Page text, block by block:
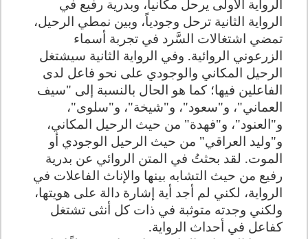
الرواية الأولى يرحل مكانياً، وبدرية رفيع في
الرواية الثانية ترحل وجودياً، وبين نمطي الرحيل،
تمضي اشتغالات السَّرد في تجربة أسماء
الزرعوني الروائية. وفي الرواية الثانية سيشتغل
الرحيل المكاني والوجودي على نحو فاعل لدى
الفاعلين فيها؛ كما هو الحال بالنسبة إلى "سيف
العماني"، و"سعود"، و"شيخة"، و"سلوى"،
و"العنود"، و"فهدة" من حيث الرحيل المكاني،
و"وليد العراقي" من حيث الرحيل الوجودي أو
الموت. لقد بحثتُ في المتن الروائي عن بدرية
رفيع من حيث التشابه بينها والإناث الفاعلات في
الرواية، لكني لم أجد أية إشارة دالة على هويتها،
ولكني وجدته متوثبة في ذات كل أنثى تشتغل
كفاعل في أحداث الرواية.